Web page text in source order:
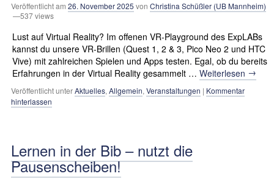
Veröffentlicht am 26. November 2025 von Christina Schüßler (UB Mannheim)
—537 views
Lust auf Virtual Reality? Im offenen VR-Playground des ExpLABs
kannst du unsere VR-Brillen (Quest 1, 2 & 3, Pico Neo 2 und HTC
Vive) mit zahlreichen Spielen und Apps testen. Egal, ob du bereits
Erfahrungen in der Virtual Reality gesammelt … Weiterlesen →
Veröffentlicht unterAktuelles, Allgemein, Veranstaltungen | Kommentar
hinterlassen
Lernen in der Bib – nutzt die
Pausenscheiben!